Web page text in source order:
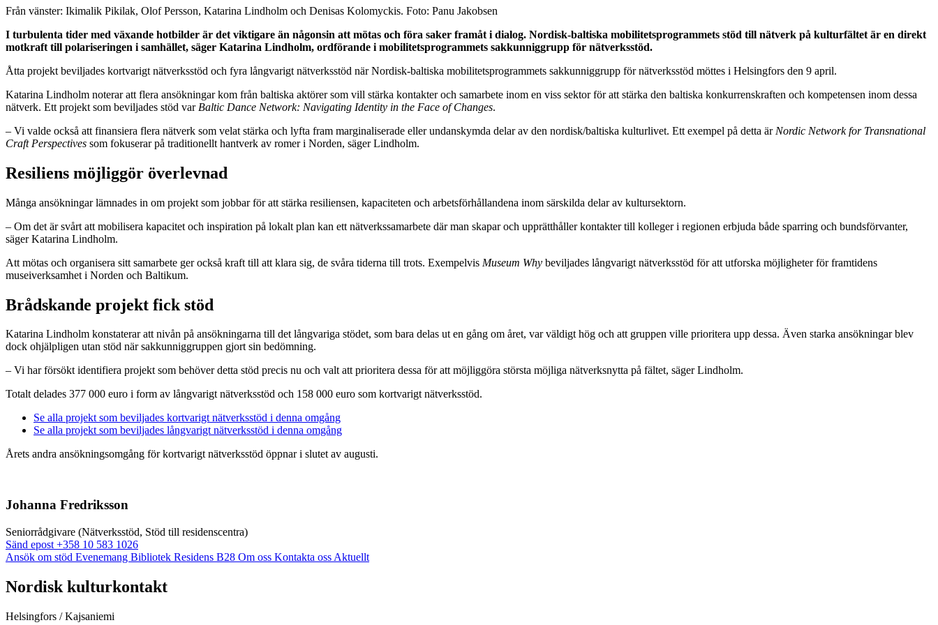
Från vänster: Ikimalik Pikilak, Olof Persson, Katarina Lindholm och Denisas Kolomyckis. Foto: Panu Jakobsen
I turbulenta tider med växande hotbilder är det viktigare än någonsin att mötas och föra saker framåt i dialog. Nordisk-baltiska mobilitetsprogrammets stöd till nätverk på kulturfältet är en direkt
motkraft till polariseringen i samhället, säger Katarina Lindholm, ordförande i mobilitetsprogrammets sakkunniggrupp för nätverksstöd.
Åtta projekt beviljades kortvarigt nätverksstöd och fyra långvarigt nätverksstöd när Nordisk-baltiska mobilitetsprogrammets sakkunniggrupp för nätverksstöd möttes i Helsingfors den 9 april.
Katarina Lindholm noterar att flera ansökningar kom från baltiska aktörer som vill stärka kontakter och samarbete inom en viss sektor för att stärka den baltiska konkurrenskraften och kompetensen inom dessa
nätverk. Ett projekt som beviljades stöd var Baltic Dance Network: Navigating Identity in the Face of Changes.
– Vi valde också att finansiera flera nätverk som velat stärka och lyfta fram marginaliserade eller undanskymda delar av den nordisk/baltiska kulturlivet. Ett exempel på detta är Nordic Network for Transnational
Craft Perspectives som fokuserar på traditionellt hantverk av romer i Norden, säger Lindholm.
Resiliens möjliggör överlevnad
Många ansökningar lämnades in om projekt som jobbar för att stärka resiliensen, kapaciteten och arbetsförhållandena inom särskilda delar av kultursektorn.
– Om det är svårt att mobilisera kapacitet och inspiration på lokalt plan kan ett nätverkssamarbete där man skapar och upprätthåller kontakter till kolleger i regionen erbjuda både sparring och bundsförvanter,
säger Katarina Lindholm.
Att mötas och organisera sitt samarbete ger också kraft till att klara sig, de svåra tiderna till trots. Exempelvis Museum Why beviljades långvarigt nätverksstöd för att utforska möjligheter för framtidens
museiverksamhet i Norden och Baltikum.
Brådskande projekt fick stöd
Katarina Lindholm konstaterar att nivån på ansökningarna till det långvariga stödet, som bara delas ut en gång om året, var väldigt hög och att gruppen ville prioritera upp dessa. Även starka ansökningar blev
dock ohjälpligen utan stöd när sakkunniggruppen gjort sin bedömning.
– Vi har försökt identifiera projekt som behöver detta stöd precis nu och valt att prioritera dessa för att möjliggöra största möjliga nätverksnytta på fältet, säger Lindholm.
Totalt delades 377 000 euro i form av långvarigt nätverksstöd och 158 000 euro som kortvarigt nätverksstöd.
Se alla projekt som beviljades kortvarigt nätverksstöd i denna omgång
Se alla projekt som beviljades långvarigt nätverksstöd i denna omgång
Årets andra ansökningsomgång för kortvarigt nätverksstöd öppnar i slutet av augusti.
Johanna Fredriksson
Seniorrådgivare (Nätverksstöd, Stöd till residenscentra)
Sänd epost Sänd
epost
johanna.fredriksson@nkk.org
+358 10 583 1026
Ansök om stöd Evenemang Bibliotek Residens B28 Om oss Kontakta oss Aktuellt
Facebook:
Öppnas
en
Instagram:
Öppnas
en
TikTok:
Öppnas
en
Youtube:
Öppnas
en
Vimeo:
Öppnas
en
Nordisk kulturkontakt
Helsingfors / Kajsaniemi